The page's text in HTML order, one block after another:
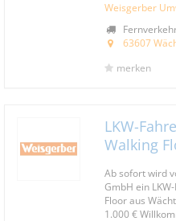
Weisgerber
63607
merken
LKW-
Walking
Ab sofort wird
GmbH ein
Floor aus
1.000 €